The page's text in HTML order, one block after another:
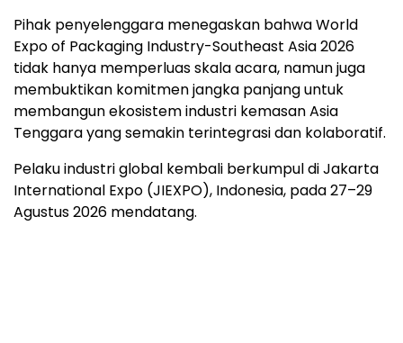
Pihak penyelenggara menegaskan bahwa World
Expo of Packaging Industry-Southeast Asia 2026
tidak hanya memperluas skala acara, namun juga
membuktikan komitmen jangka panjang untuk
membangun ekosistem industri kemasan Asia
Tenggara yang semakin terintegrasi dan kolaboratif.
Pelaku industri global kembali berkumpul di Jakarta
International Expo (JIEXPO), Indonesia, pada 27–29
Agustus 2026 mendatang.